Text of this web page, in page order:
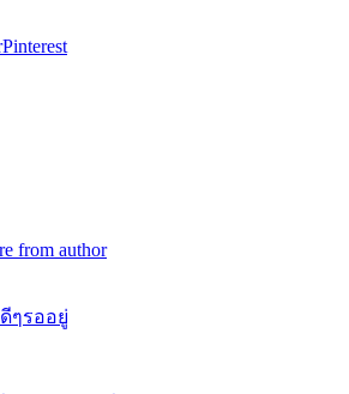
Pinterest
from author
ๆรออยู่